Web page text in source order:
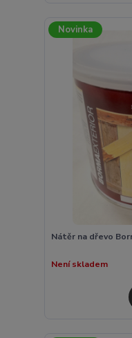
Novinka
Nátěr na dřevo
Není skladem